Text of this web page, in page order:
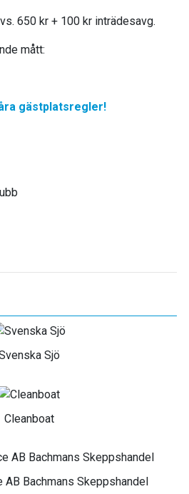
650 kr + 100 kr inträdesavg.
mått:
gästplatsregler!
Sjö
Cleanboat
Bachmans Skeppshandel